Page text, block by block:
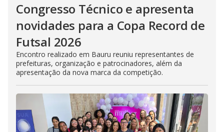
Congresso Técnico e apresenta
novidades para a Copa Record de
Futsal 2026
Encontro realizado em Bauru reuniu representantes de
prefeituras, organização e patrocinadores, além da
apresentação da nova marca da competição.